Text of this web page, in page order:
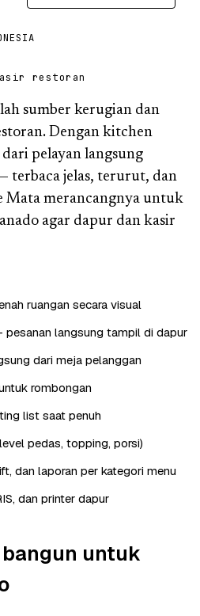
restoran
sumber kerugian dan
Dengan kitchen
pelayan langsung
terbaca jelas, terurut, dan
Mata merancangnya untuk
agar dapur dan kasir
ruangan secara visual
pesanan langsung tampil di dapur
dari meja pelanggan
rombongan
list saat penuh
pedas, topping, porsi)
dan laporan per kategori menu
dan printer dapur
untuk